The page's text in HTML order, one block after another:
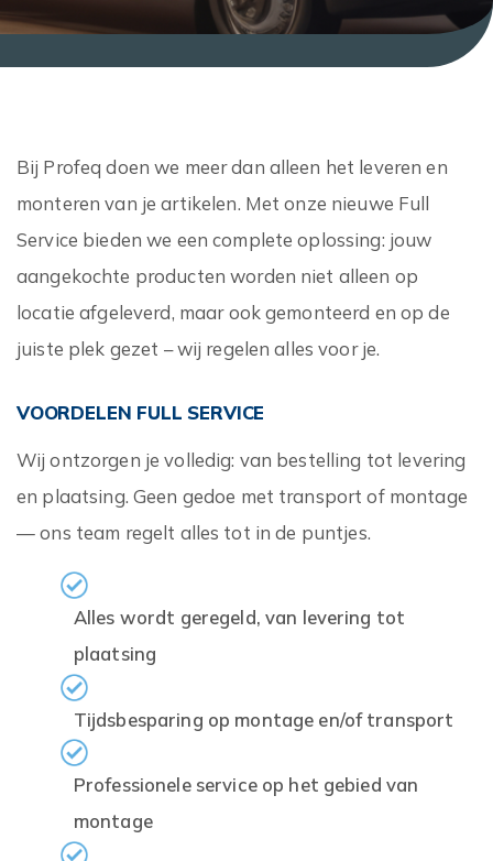
Bij Profeq doen we meer dan alleen het leveren en
monteren van je artikelen. Met onze nieuwe Full
Service bieden we een complete oplossing: jouw
aangekochte producten worden niet alleen op
locatie afgeleverd, maar ook gemonteerd en op de
juiste plek gezet – wij regelen alles voor je.
VOORDELEN FULL SERVICE
Wij ontzorgen je volledig: van bestelling tot levering
en plaatsing. Geen gedoe met transport of montage
— ons team regelt alles tot in de puntjes.
Alles wordt geregeld, van levering tot
plaatsing
Tijdsbesparing op montage en/of transport
Professionele service op het gebied van
montage